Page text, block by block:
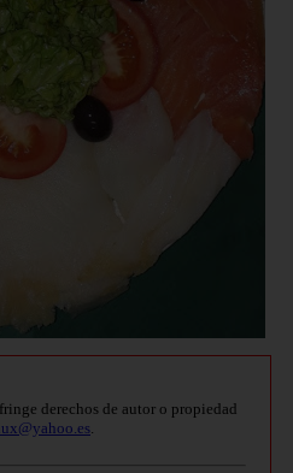
derechos de autor o propiedad